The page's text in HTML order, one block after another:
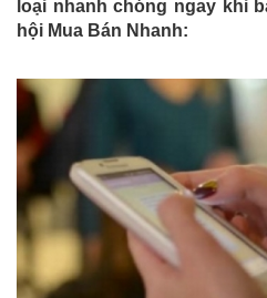
loại nhanh chóng ngay khi
hội Mua Bán Nhanh: